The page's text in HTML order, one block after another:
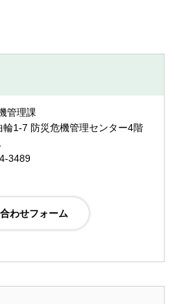
管理課
1-7 防災危機管理センター4階
3489